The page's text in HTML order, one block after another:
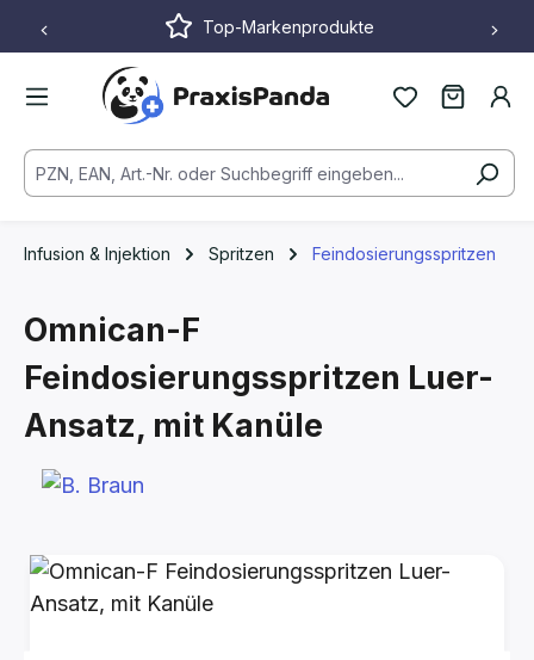
Zum Hauptinhalt springenTop-Markenprodukte
Infusion & Injektion Spritzen Feindosierungsspritzen
Omnican-F
Feindosierungsspritzen Luer-
Ansatz, mit Kanüle
Bildergalerie überspringen